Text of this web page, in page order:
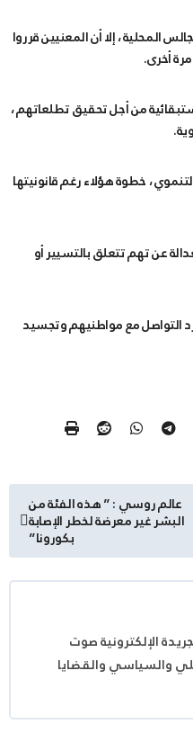
المحلية ، إلا أن المعنيين قرروا
أخرى.
من أجل تحقيق تطلعاتهم ،
، خطوة هؤلاء رغم قانونيتها
عن تهم تتعلق بالتسيير أو
التواصل مع مواطنيهم وتجسيد
عالم روسي : ” هذه الفئة من
البشر غير معرضة لخطر الإصابة
بكورونا”
الإلكترونية صوت
والسياسي والقضايا